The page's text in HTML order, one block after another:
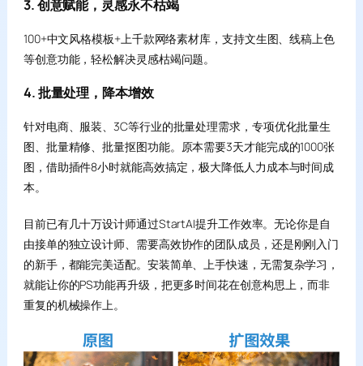
3. 创意赋能，灵感永不枯竭
100+中文风格模板+上千款网络素材库，支持文生图、线稿上色
等创意功能，轻松解决灵感枯竭问题。
4. 批量处理，降本增效
针对电商、服装、3C等行业的批量处理需求，专项优化批量生
图、批量精修、批量抠图功能。原本需要3天才能完成的1000张
图，借助插件8小时就能高效搞定，极大降低人力成本与时间成
本。
目前已有几十万设计师通过StartAI提升工作效率。无论你是自
由接单的独立设计师、需要高效协作的团队成员，还是刚刚入门
的新手，都能完美适配。安装简单、上手快速，无需复杂学习，
就能让你的PS功能再升级，把更多时间花在创意构思上，而非
重复的机械操作上。